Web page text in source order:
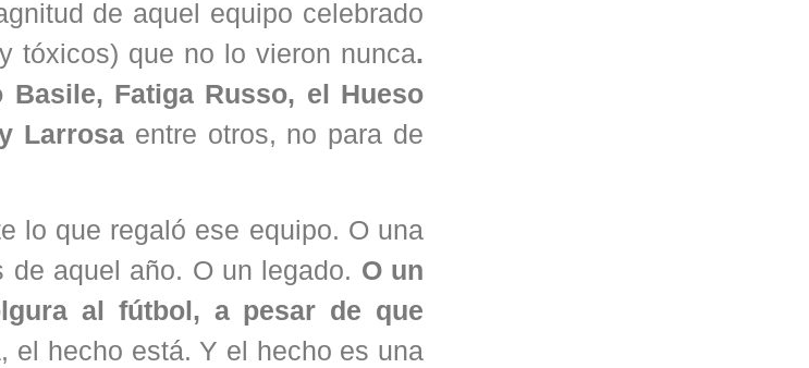
de aquel equipo celebrado
tóxicos) que no lo vieron nunca.
Fatiga Russo, el Hueso
Larrosa entre otros, no para de
lo que regaló ese equipo. O una
aquel año. O un legado. O un
al fútbol, a pesar de que
el hecho está. Y el hecho es una